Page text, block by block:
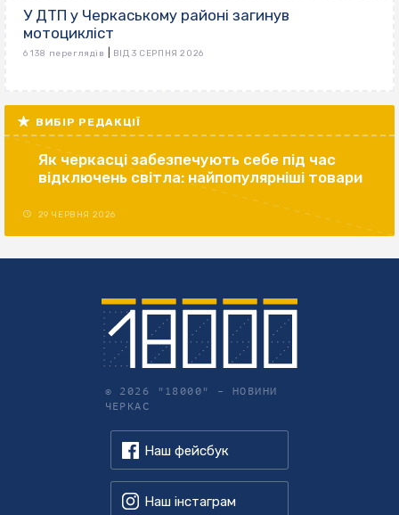
У ДТП у Черкаському районі загинув
мотоцикліст
6 138 переглядів ВІД 3 СЕРПНЯ 2026
ВИБІР РЕДАКЦІЇ
Як черкасці забезпечують себе під час
відключень світла: найпопулярніші товари
29 ЧЕРВНЯ 2026
© 2026 "18000" – НОВИНИ
ЧЕРКАС
Наш фейсбук
Наш інстаграм